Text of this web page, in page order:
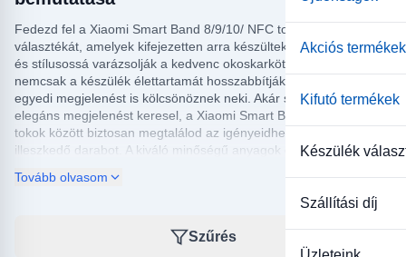
Akciós termékek
Kifutó termékek
Készülék
Szállítási díj
Fedezd fel a Xiaomi Smart Band 8/9/10/ NFC tokok széles
választékát, amelyek kifejezetten arra készültek, hogy megvédjék
és stílusossá varázsolják a kedvenc okoskarkötődet. Ezek a tokok
nemcsak a készülék élettartamát hosszabbítják meg, hanem
egyedi megjelenést is kölcsönöznek neki. Akár sportos, akár
elegáns megjelenést keresel, a Xiaomi Smart Band 8/8 NFC
tokok között biztosan megtalálod az igényeidhez legjobban
illeszkedő darabot. A kiváló minőségű anyagok gondoskodnak
miközben megóvja azt a mindennapi kopás és karcolások ellen.
stílusodhoz leginkább passzoló kiegészítőt. Az egyszerűen
rögzíthető és cserélhető tokok lehetővé teszik, hogy bármikor egy
Tovább olvasom
Szűrés